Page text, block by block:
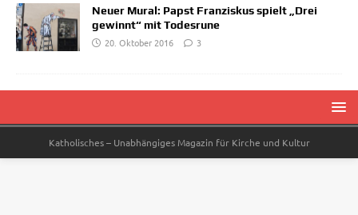
Neuer Mural: Papst Franziskus spielt „Drei
gewinnt“ mit Todesrune
20. Oktober 2016
3
Katholisches – Unabhängiges Magazin für Kirche und Kultur